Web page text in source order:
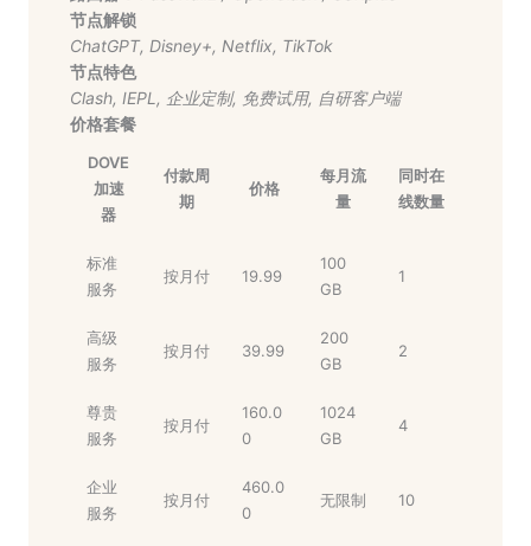
节点解锁
ChatGPT, Disney+, Netflix, TikTok
节点特色
Clash, IEPL , 企业定制, 免费试用, 自研客户端
价格套餐
DOVE
加速
器
付款周
期
价格
每月流
量
同时在
线数量
标准
服务
按月付 19.99
100
GB
1
高级
服务
按月付 39.99
200
GB
2
尊贵
服务
按月付
160.0
0
1024
GB
4
企业
服务
按月付
460.0
0
无限制 10